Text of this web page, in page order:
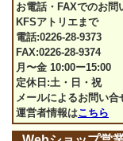
お電話・FAXでのお問
KFSアトリエまで
電話:0226-28-9373
FAX:0226-28-9374
月〜金 10:00ー15:00
定休日:土・日・祝
メールによるお問い合
運営者情報はこちら